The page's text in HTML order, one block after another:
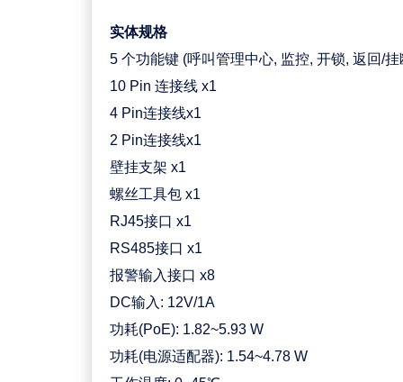
实体规格
5 个功能键 (呼叫管理中心, 监控, 开锁, 返回/挂
10 Pin 连接线 x1
4 Pin连接线x1
2 Pin连接线x1
壁挂支架 x1
螺丝工具包 x1
RJ45接口 x1
RS485接口 x1
报警输入接口 x8
DC输入: 12V/1A
功耗(PoE): 1.82~5.93 W
功耗(电源适配器): 1.54~4.78 W